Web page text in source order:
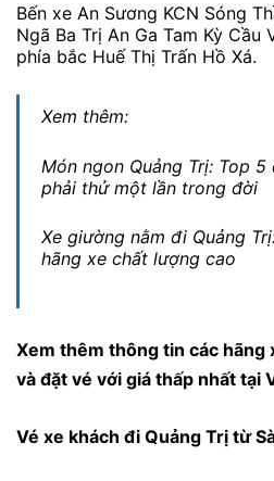
Bến xe An Sương KCN Sóng
Ngã Ba Trị An Ga Tam Kỳ Cầu
phía bắc Huế Thị Trấn Hồ Xá.
Xem thêm:
Món ngon Quảng Trị: Top
phải thử một lần trong đời
Xe giường nằm đi Quảng
hãng xe chất lượng cao
Xem thêm thông tin các
và đặt vé với giá thấp nhất tại
Vé xe khách đi Quảng Trị từ